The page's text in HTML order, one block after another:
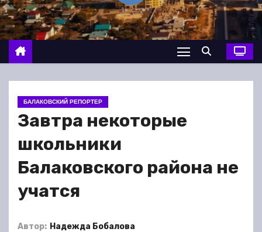
о
м
у
БАЛАКОВСКИЙ РЕПОРТЕР
Завтра некоторые
школьники
Балаковского района не
учатся
Автор: Надежда Бобалова